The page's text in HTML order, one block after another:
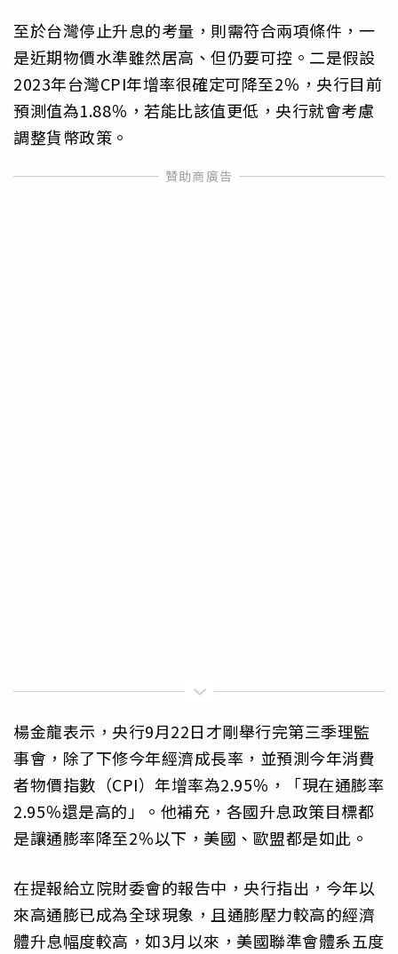
至於台灣停止升息的考量，則需符合兩項條件，一
是近期物價水準雖然居高、但仍要可控。二是假設
2023年台灣CPI年增率很確定可降至2％，央行目前
預測值為1.88％，若能比該值更低，央行就會考慮
調整貨幣政策。
楊金龍表示，央行9月22日才剛舉行完第三季理監
事會，除了下修今年經濟成長率，並預測今年消費
者物價指數（CPI）年增率為2.95％，「現在通膨率
2.95％還是高的」。他補充，各國升息政策目標都
是讓通膨率降至2％以下，美國、歐盟都是如此。
在提報給立院財委會的報告中，央行指出，今年以
來高通膨已成為全球現象，且通膨壓力較高的經濟
體升息幅度較高，如3月以來，美國聯準會體系五度